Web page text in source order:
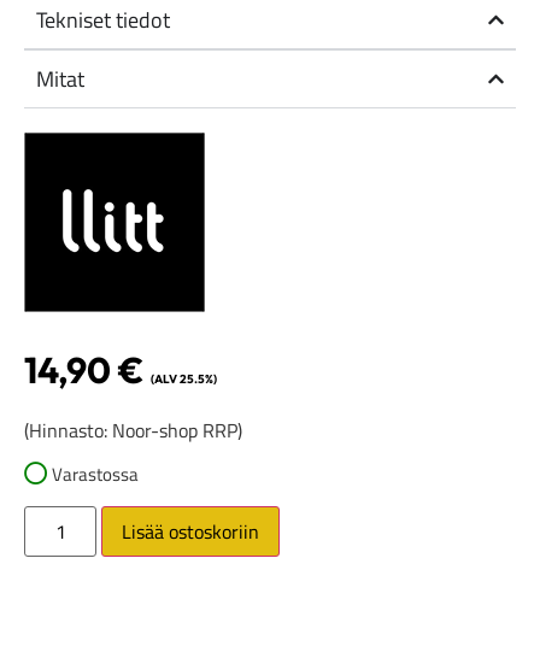
Tekniset tiedot
Mitat
14,90€ (ALV 25.5%)
(Hinnasto: Noor-shop RRP)
Varastossa
Lisää ostoskoriin